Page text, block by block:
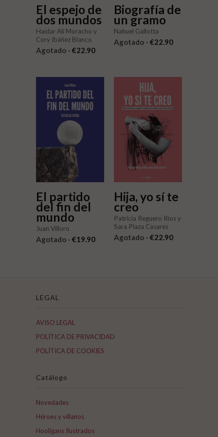
El espejo de
dos mundos
Haidar Ali Moracho y
Cory Ibáñez Blanco
Agotado - €22.90
Biografía de
un gramo
Nahuel Gallotta
Agotado - €22.90
El partido
del fin del
mundo
Juan Villoro
Agotado - €19.90
Hija, yo sí te
creo
Patricia Reguero Ríos y
Sara Plaza Casares
Agotado - €22.90
LEGAL
AVISO LEGAL
POLÍTICA DE PRIVACIDAD
POLÍTICA DE COOKIES
Catálogo
Novedades
Héroes y villanos
Hooligans Ilustrados